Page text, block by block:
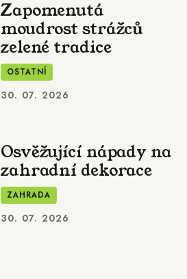
Zapomenutá
moudrost strážců
zelené tradice
OSTATNÍ
30. 07. 2026
Osvěžující nápady na
zahradní dekorace
ZAHRADA
30. 07. 2026